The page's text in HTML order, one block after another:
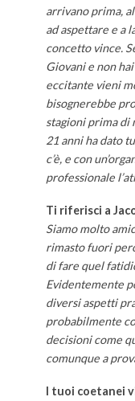
arrivano prima,
ad aspettare e a
concetto vince.
Giovani e non
eccitante vieni
bisognerebbe
stagioni prima di
21 anni ha dato
c’è, e con
professionale
Ti riferisci a
Siamo molto
rimasto fuori
di fare quel
Evidentemente
diversi aspetti
probabilmente
decisioni come
comunque a
I tuoi coetanei